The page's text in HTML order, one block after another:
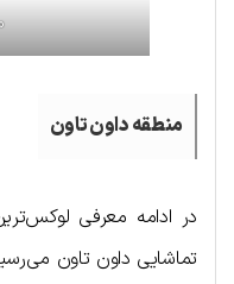
منطقه داون تاون
در ادامه معرفی
تماشایی داون تاون